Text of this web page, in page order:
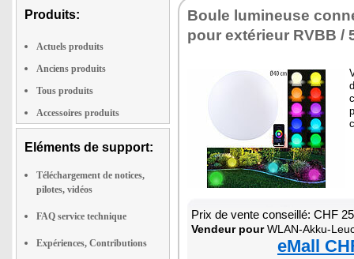
Produits:
Actuels produits
Anciens produits
Tous produits
Accessoires produits
Eléments de support:
Téléchargement de notices,
pilotes, vidéos
FAQ service technique
Expériences, Contributions
Boule lumineuse
pour extérieur RVBB /
Prix de vente conseillé: CHF
Vendeur pourWLAN-Akku-
eMall